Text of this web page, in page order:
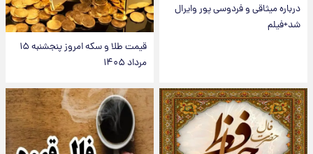
درباره میثاقی و فردوسی پور وایرال
شد+فیلم
قیمت طلا و سکه امروز پنجشنبه ۱۵
مرداد ۱۴۰۵